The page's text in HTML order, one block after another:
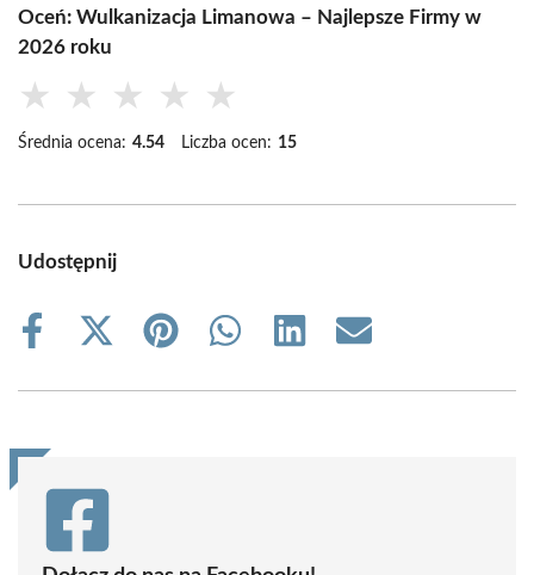
Oceń: Wulkanizacja Limanowa – Najlepsze Firmy w
2026 roku
★ ★ ★ ★ ★
Średnia ocena: 4.54 Liczba ocen: 15
Udostępnij
Share
Share
(Twitter)
Share
Share
Share
Share